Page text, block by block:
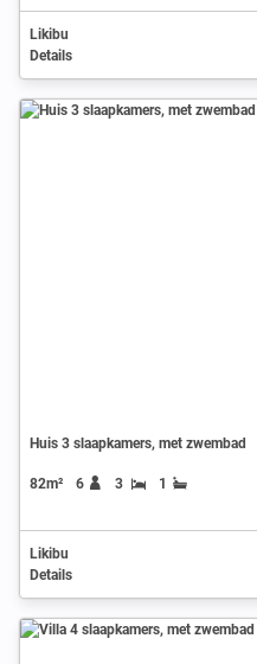
Likibu
Details
Huis 3 slaapkamers, met zwembad
82m² 6 3 1
Likibu
Details